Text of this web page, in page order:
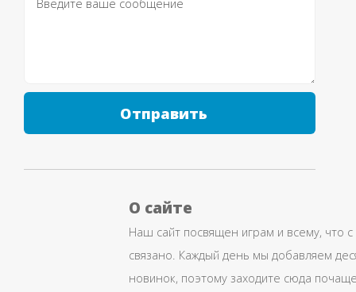
Отправить
О сайте
Наш сайт посвящен играм и всему, что
связано. Каждый день мы добавляем
новинок, поэтому заходите сюда